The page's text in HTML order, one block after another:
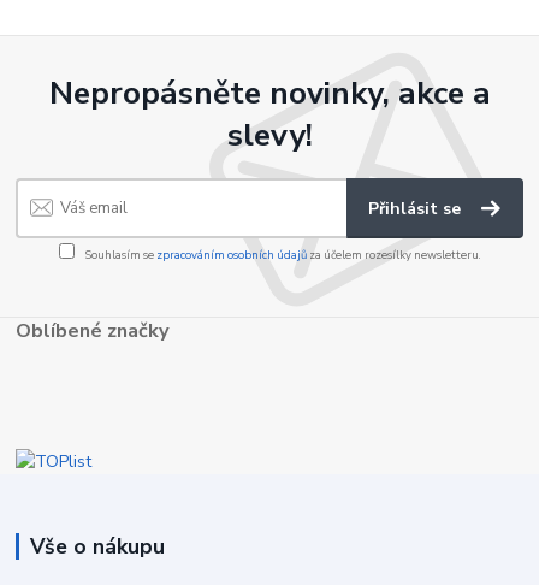
Nepropásněte novinky, akce a
slevy!
Přihlásit se
Souhlasím se zpracováním osobních údajůza účelem rozesílky newsletteru.
Oblíbené značky
Vše o nákupu